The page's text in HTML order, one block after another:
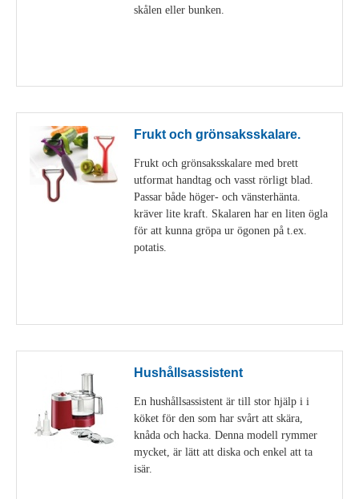
skålen eller bunken.
Frukt och grönsaksskalare.
Frukt och grönsaksskalare med brett
utformat handtag och vasst rörligt blad.
Passar både höger- och vänsterhänta.
kräver lite kraft. Skalaren har en liten ögla
för att kunna gröpa ur ögonen på t.ex.
potatis.
Hushållsassistent
En hushållsassistent är till stor hjälp i i
köket för den som har svårt att skära,
knåda och hacka. Denna modell rymmer
mycket, är lätt att diska och enkel att ta
isär.